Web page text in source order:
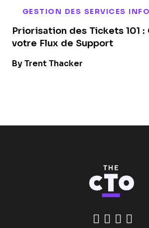
GESTION DES SERVICES
Priorisation des Tickets 101 :
votre Flux de Support
By Trent Thacker
Like us
Follow
Add